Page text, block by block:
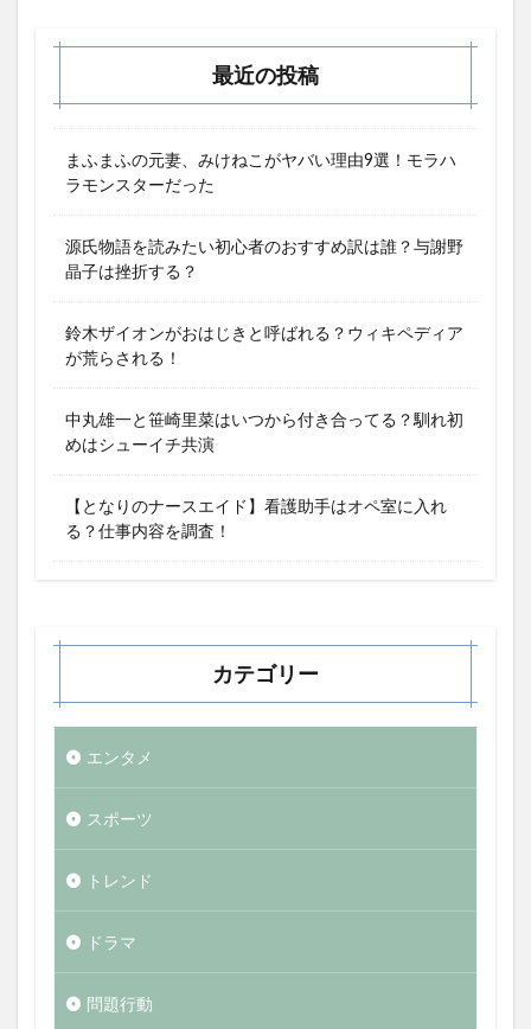
最近の投稿
まふまふの元妻、みけねこがヤバい理由9選！モラハ
ラモンスターだった
源氏物語を読みたい初心者のおすすめ訳は誰？与謝野
晶子は挫折する？
鈴木ザイオンがおはじきと呼ばれる？ウィキペディア
が荒らされる！
中丸雄一と笹崎里菜はいつから付き合ってる？馴れ初
めはシューイチ共演
【となりのナースエイド】看護助手はオペ室に入れ
る？仕事内容を調査！
カテゴリー
エンタメ
スポーツ
トレンド
ドラマ
問題行動